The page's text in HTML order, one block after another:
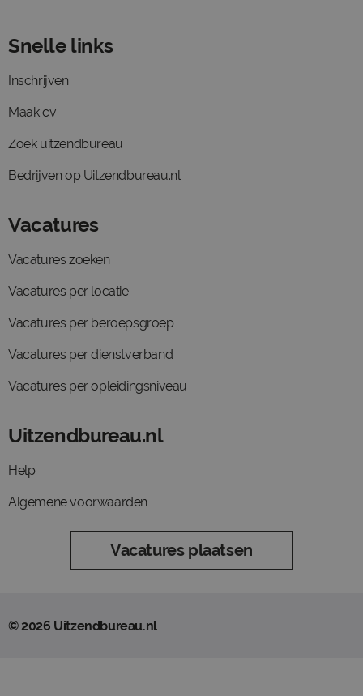
Snelle links
Inschrijven
Maak cv
Zoek uitzendbureau
Bedrijven op Uitzendbureau.nl
Vacatures
Vacatures zoeken
Vacatures per locatie
Vacatures per beroepsgroep
Vacatures per dienstverband
Vacatures per opleidingsniveau
Uitzendbureau.nl
Help
Algemene voorwaarden
Vacatures plaatsen
© 2026 Uitzendbureau.nl